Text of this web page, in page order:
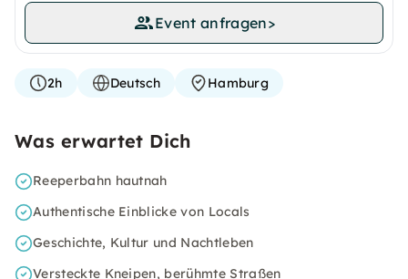
Event anfragen>
2h Deutsch Hamburg
Was erwartet Dich
Reeperbahn hautnah
Authentische Einblicke von Locals
Geschichte, Kultur und Nachtleben
Versteckte Kneipen, berühmte Straßen